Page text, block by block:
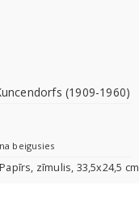
(1909-1960)
beigusies
zīmulis, 33,5x24,5 cm